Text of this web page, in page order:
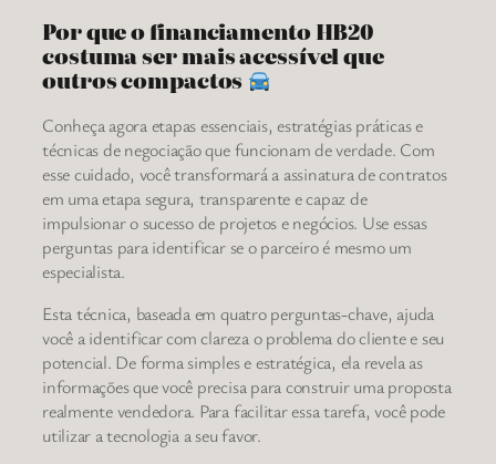
Por que o financiamento HB20
costuma ser mais acessível que
outros compactos
Conheça agora etapas essenciais, estratégias práticas e
técnicas de negociação que funcionam de verdade. Com
esse cuidado, você transformará a assinatura de contratos
em uma etapa segura, transparente e capaz de
impulsionar o sucesso de projetos e negócios. Use essas
perguntas para identificar se o parceiro é mesmo um
especialista.
Esta técnica, baseada em quatro perguntas-chave, ajuda
você a identificar com clareza o problema do cliente e seu
potencial. De forma simples e estratégica, ela revela as
informações que você precisa para construir uma proposta
realmente vendedora. Para facilitar essa tarefa, você pode
utilizar a tecnologia a seu favor.